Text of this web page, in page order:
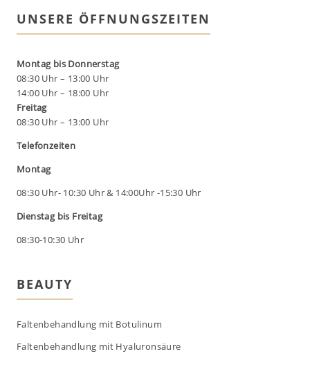
UNSERE ÖFFNUNGSZEITEN
Montag bis Donnerstag
08:30 Uhr – 13:00 Uhr
14:00 Uhr – 18:00 Uhr
Freitag
08:30 Uhr – 13:00 Uhr
Telefonzeiten
Montag
08:30 Uhr- 10:30 Uhr & 14:00Uhr -15:30 Uhr
Dienstag bis Freitag
08:30-10:30 Uhr
BEAUTY
Faltenbehandlung mit Botulinum
Faltenbehandlung mit Hyaluronsäure